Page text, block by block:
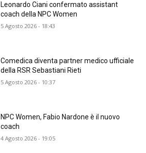
Leonardo Ciani confermato assistant
coach della NPC Women
5 Agosto 2026 - 18:43
Comedica diventa partner medico ufficiale
della RSR Sebastiani Rieti
5 Agosto 2026 - 10:37
NPC Women, Fabio Nardone è il nuovo
coach
4 Agosto 2026 - 19:05